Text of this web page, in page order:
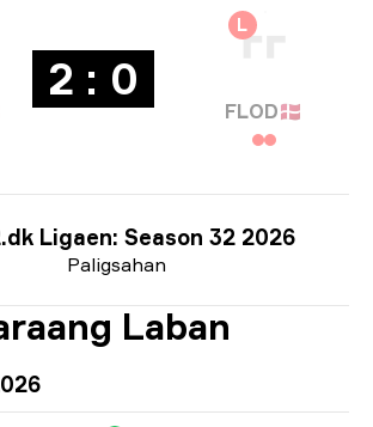
2 : 0
L
FLOD🇩🇰
Paligsahan
Ligaen: Season 32 2026
Laban